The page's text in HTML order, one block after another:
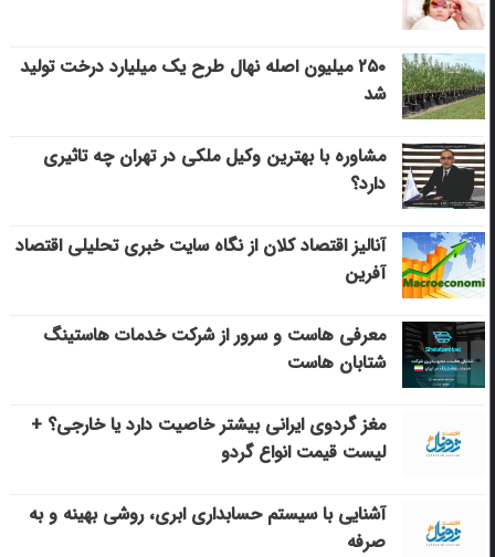
۲۵۰ میلیون اصله نهال طرح یک میلیارد درخت تولید
شد
مشاوره با بهترین وکیل ملکی در تهران چه تاثیری
دارد؟
آنالیز اقتصاد کلان از نگاه سایت خبری تحلیلی اقتصاد
آفرین
معرفی هاست و سرور از شرکت خدمات هاستینگ
شتابان هاست
مغز گردوی ایرانی بیشتر خاصیت دارد یا خارجی؟ +
لیست قیمت انواع گردو
آشنایی با سیستم حسابداری ابری، روشی بهینه و به
صرفه